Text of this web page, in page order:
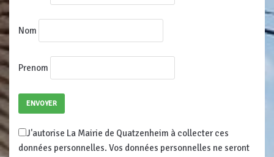
Nom
Prenom
J'autorise La Mairie de Quatzenheim à collecter ces
données personnelles. Vos données personnelles ne seront